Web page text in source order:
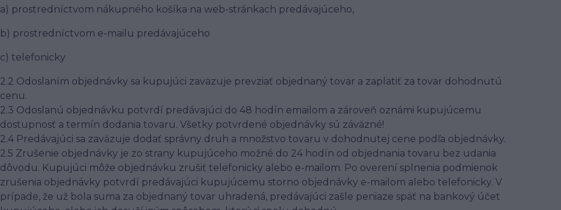
a) prostredníctvom nákupného košíka na web-stránkach predávajúceho,
b) prostredníctvom e-mailu predávajúceho
c) telefonicky
2.2 Odoslaním objednávky sa kupujúci zaväzuje prevziať objednaný tovar a zaplatiť za tovar dohodnutú
cenu.
2.3 Odoslanú objednávku potvrdí predávajúci do 48 hodín emailom a zároveň oznámi kupujúcemu
dostupnosť a termín dodania tovaru. Všetky potvrdené objednávky sú záväzné!
2.4 Predávajúci sa zaväzuje dodať správny druh a množstvo tovaru v dohodnutej cene podľa objednávky.
2.5 Zrušenie objednávky je zo strany kupujúceho možné do 24 hodín od objednania tovaru bez udania
dôvodu. Kupujúci môže objednávku zrušiť telefonicky alebo e-mailom. Po overení splnenia podmienok
zrušenia objednávky potvrdí predávajúci kupujúcemu storno objednávky e-mailom alebo telefonicky. V
prípade, že už bola suma za objednaný tovar uhradená, predávajúci zašle peniaze späť na bankový účet